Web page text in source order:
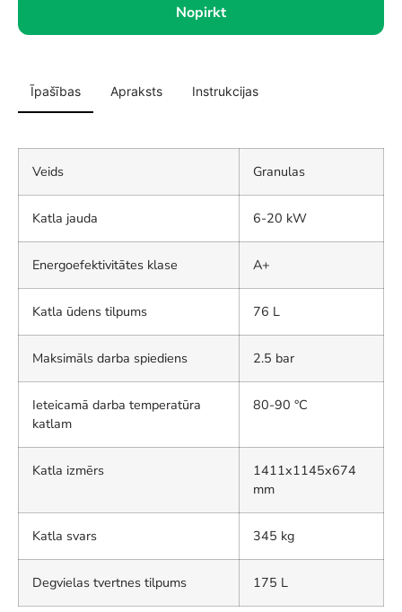
Nopirkt
Īpašības Apraksts Instrukcijas
Veids Granulas
Katla jauda 6-20 kW
Energoefektivitātes klase A+
Katla ūdens tilpums 76 L
Maksimāls darba spiediens 2.5 bar
Ieteicamā darba temperatūra
katlam
80-90 °C
Katla izmērs
1411x1145x674
mm
Katla svars 345 kg
Degvielas tvertnes tilpums 175 L